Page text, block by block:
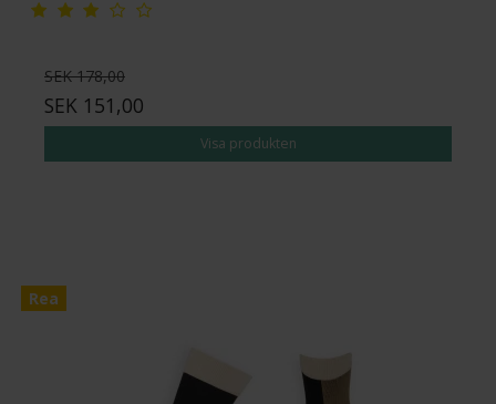
SEK 178,00
SEK 151,00
Visa produkten
Rea